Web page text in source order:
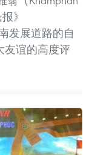
》
发展道路的自
友谊的高度评